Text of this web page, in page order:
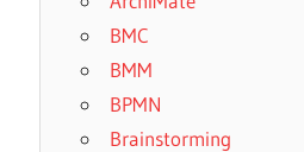
BMC
BMM
BPMN
Brainstorming